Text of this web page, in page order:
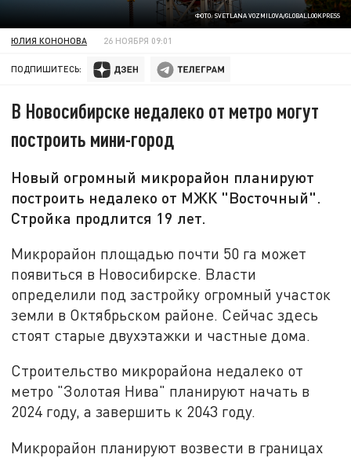
ФОТО: SVETLANA VOZMILOVA/GLOBALLOOKPRESS
ЮЛИЯ КОНОНОВА 26 НОЯБРЯ 09:01
ПОДПИШИТЕСЬ:
В Новосибирске недалеко от метро могут
построить мини-город
Новый огромный микрорайон планируют
построить недалеко от МЖК "Восточный".
Стройка продлится 19 лет.
Микрорайон площадью почти 50 га может
появиться в Новосибирске. Власти
определили под застройку огромный участок
земли в Октябрьском районе. Сейчас здесь
стоят старые двухэтажки и частные дома.
Строительство микрорайона недалеко от
метро "Золотая Нива" планируют начать в
2024 году, а завершить к 2043 году.
Микрорайон планируют возвести в границах